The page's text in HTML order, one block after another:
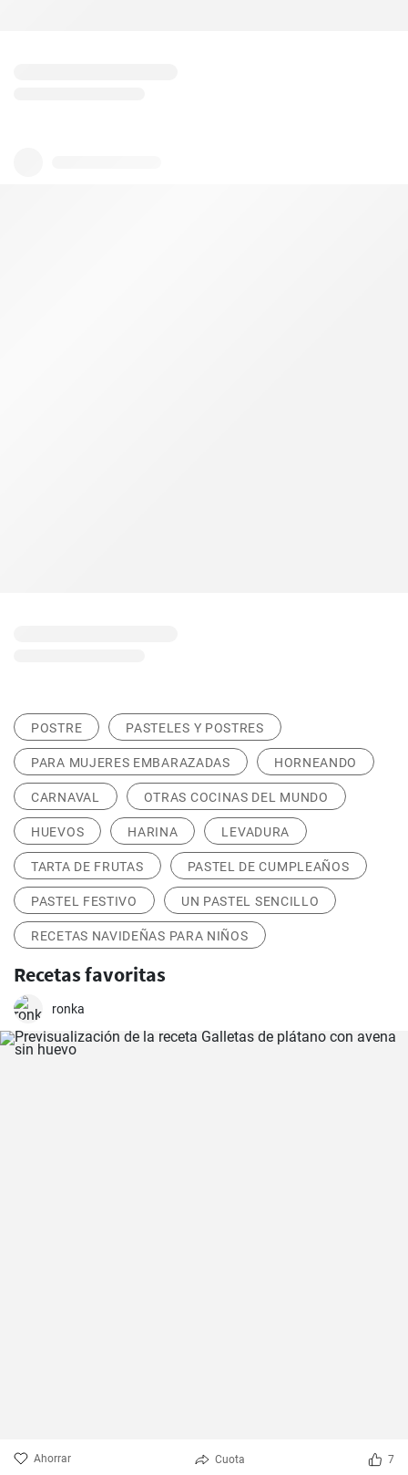
POSTRE PASTELES Y POSTRES
PARA MUJERES EMBARAZADAS HORNEANDO
CARNAVAL OTRAS COCINAS DEL MUNDO
HUEVOS HARINA LEVADURA
TARTA DE FRUTAS PASTEL DE CUMPLEAÑOS
PASTEL FESTIVO UN PASTEL SENCILLO
RECETAS NAVIDEÑAS PARA NIÑOS
Recetas favoritas
ronka
Ahorrar Cuota 7